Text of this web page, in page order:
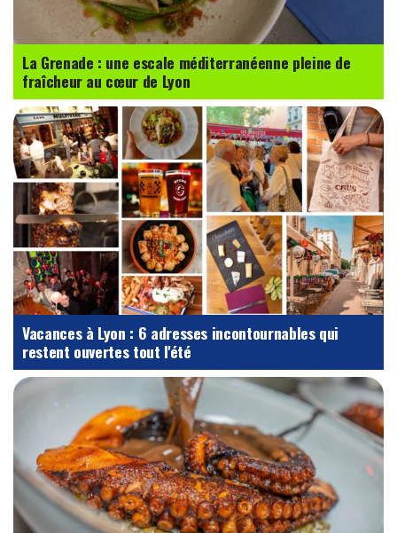
La Grenade : une escale méditerranéenne pleine de
fraîcheur au cœur de Lyon
Vacances à Lyon : 6 adresses incontournables qui
restent ouvertes tout l'été